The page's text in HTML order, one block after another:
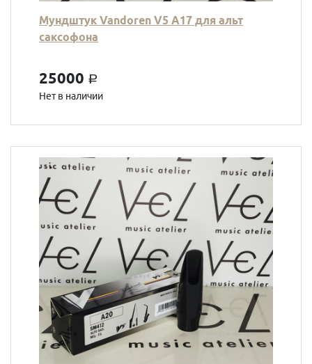
Мундштук Vandoren V5 A17 для альт
саксофона
25000 a
Нет в наличии